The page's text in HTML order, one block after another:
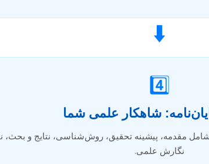
⬇️
4️⃣
شاهکار علمی شما
مقدمه، پیشینه تحقیق، روش‌شناسی، نتایج و بحث،
نگارش علمی.